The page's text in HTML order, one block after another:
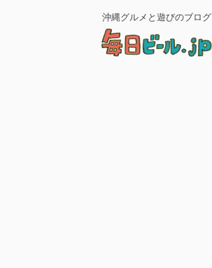
沖縄グルメと遊びのブログ